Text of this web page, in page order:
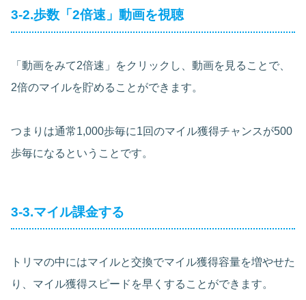
3-2.歩数「2倍速」動画を視聴
「動画をみて2倍速」をクリックし、動画を見ることで、
2倍のマイルを貯めることができます。
つまりは通常1,000歩毎に1回のマイル獲得チャンスが500
歩毎になるということです。
3-3.マイル課金する
トリマの中にはマイルと交換でマイル獲得容量を増やせた
り、マイル獲得スピードを早くすることができます。